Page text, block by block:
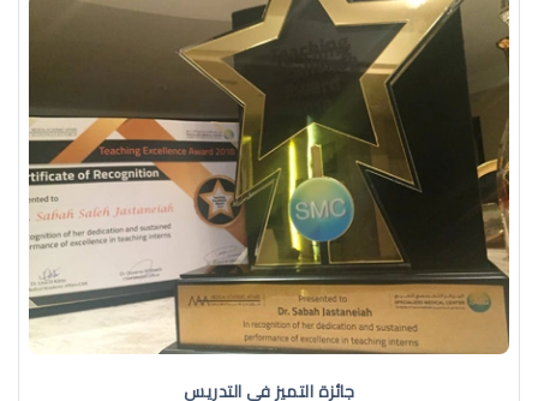
جائزة التميز في التدريس